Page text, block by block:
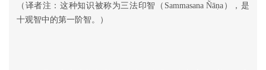
（译者注：这种知识被称为三法印智（Sammasana Ñāṇa），是
十观智中的第一阶智。）